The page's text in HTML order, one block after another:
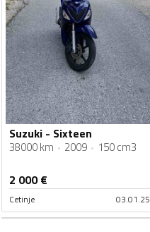
Suzuki - Sixteen
38000 km 2009 150 cm3
2 000€
Cetinje 03.01.25